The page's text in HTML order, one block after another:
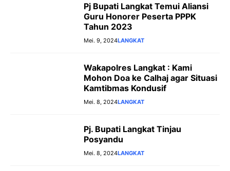
Pj Bupati Langkat Temui Aliansi
Guru Honorer Peserta PPPK
Tahun 2023
Mei. 9, 2024LANGKAT
Wakapolres Langkat : Kami
Mohon Doa ke Calhaj agar Situasi
Kamtibmas Kondusif
Mei. 8, 2024LANGKAT
Pj. Bupati Langkat Tinjau
Posyandu
Mei. 8, 2024LANGKAT